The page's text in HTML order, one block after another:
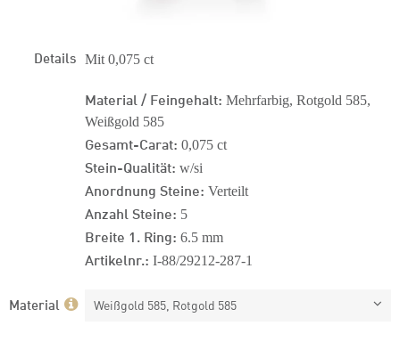
Details Mit 0,075 ct
Material / Feingehalt: Mehrfarbig, Rotgold 585,
Weißgold 585
Gesamt-Carat: 0,075 ct
Stein-Qualität: w/si
Anordnung Steine: Verteilt
Anzahl Steine: 5
Breite 1. Ring: 6.5 mm
Artikelnr.: I-88/29212-287-1
Material Weißgold 585, Rotgold 585